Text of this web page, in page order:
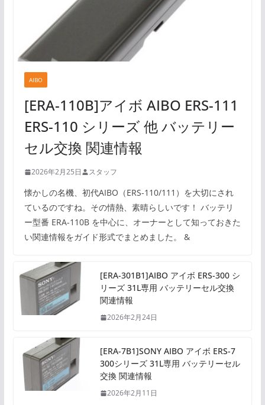
AIBO
[ERA-110B]アイボ AIBO ERS-111
ERS-110 シリーズ 他 バッテリー
セル交換 関連情報
2026年2月25日 スタッフ
懐かしの名機、初代AIBO（ERS-110/111）を大切にされ
ているのですね。その情熱、素晴らしいです！ バッテリ
ー型番 ERA-110B を中心に、オーナーとして知っておきた
い関連情報をガイド形式でまとめました。 &
[ERA-301B1]AIBO アイボ ERS-300 シ
リーズ 31L専用 バッテリーセル交換
関連情報
2026年2月24日
[ERA-7B1]SONY AIBO アイボ ERS-7
300シリーズ 31L専用 バッテリーセル
交換 関連情報
2026年2月11日